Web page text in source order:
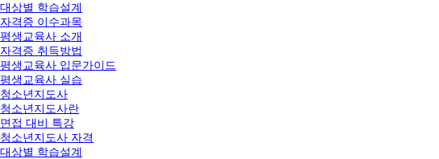
대상별 학습설계
자격증 이수과목
평생교육사 소개
자격증 취득방법
평생교육사 입문가이드
평생교육사 실습
청소년지도사
청소년지도사란
면접 대비 특강
청소년지도사 자격
대상별 학습설계